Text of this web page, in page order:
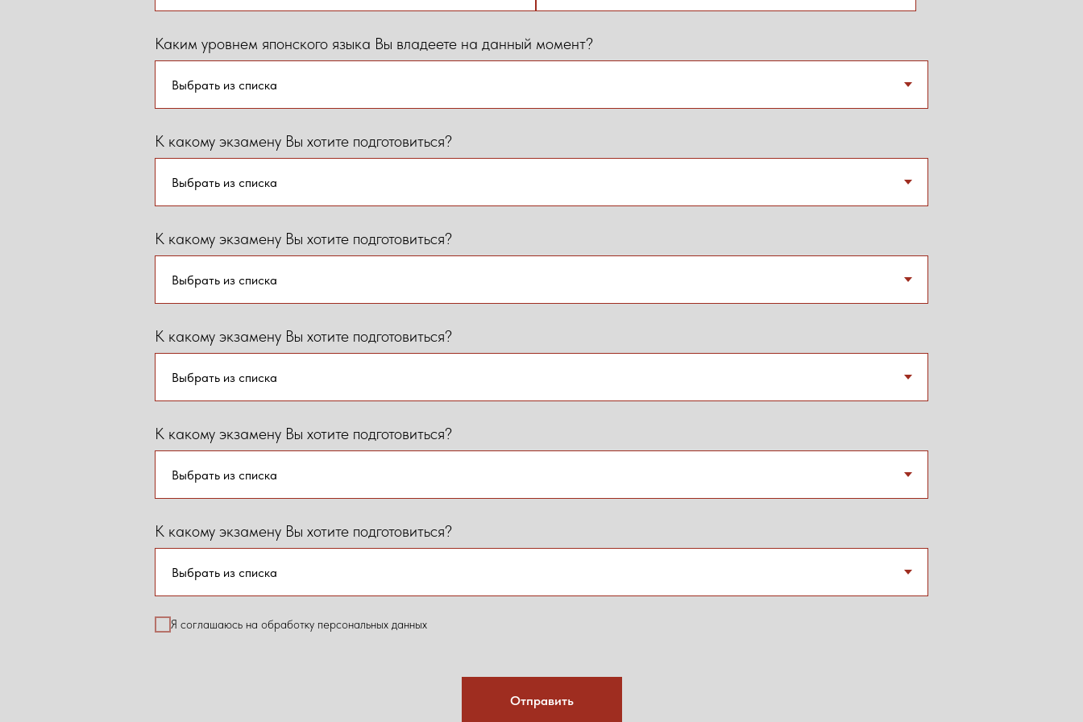
Каким уровнем японского языка Вы владеете на данный момент?
К какому экзамену Вы хотите подготовиться?
К какому экзамену Вы хотите подготовиться?
К какому экзамену Вы хотите подготовиться?
К какому экзамену Вы хотите подготовиться?
К какому экзамену Вы хотите подготовиться?
Я соглашаюсь на обработку персональных данных
Отправить